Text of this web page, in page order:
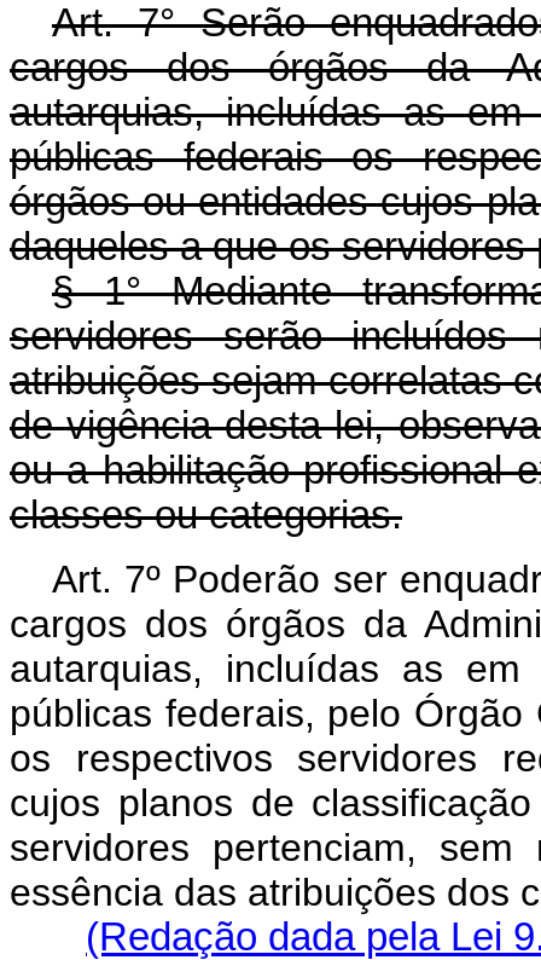
Art. 7° Serão
cargos dos órgãos da
autarquias, incluídas as
públicas federais os
órgãos ou entidades cujos
daqueles a que os servidores
§ 1° Mediante
servidores serão
atribuições sejam correlatas
de vigência desta lei,
ou a habilitação profissional
classes ou categorias.
Art. 7º Poderão ser
cargos dos órgãos da
autarquias, incluídas as
públicas federais, pelo
os respectivos servidores
cujos planos de
servidores pertenciam,
essência das atribuições
(Redação dada pela Lei